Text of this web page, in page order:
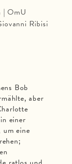
Bob
aber
einer
eine
| OmU
Ribisi